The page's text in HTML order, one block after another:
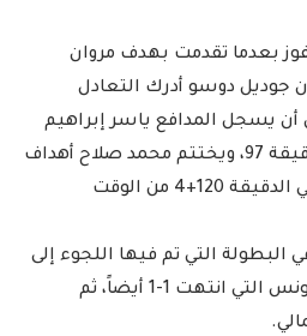
بعدما تقدمت بهدف مروان
69، إلا أن جوديل دوسو أدرك التعادل
الدقيقة 83، قبل أن يسجل المدافع ياسر إبراهيم
الهدف الثاني لمصر في الدقيقة 97، ويختتم محمد صلاح أهداف
الفراعنة بالهدف الثالث في الدقيقة 120+4 من الوقت
البطولة التي تم فيها اللجوء إلى
التمديد بعد مباراة مالي وتونس التي انتهت 1-1 أيضاً، ثم